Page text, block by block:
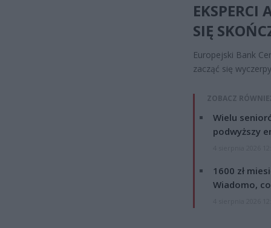
EKSPERCI
SIĘ
Europejski Bank
zacząć się
ZOBACZ
Wielu
podwyższy
1600 zł
Wiadomo,